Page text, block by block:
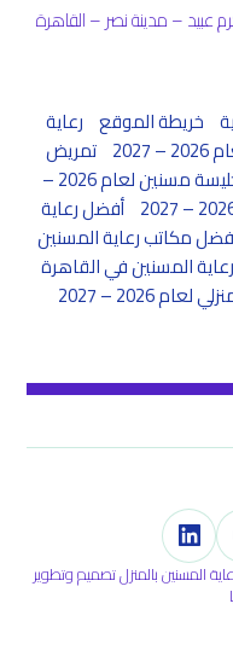
خريطة الموقع رعاية
تمريض
جليسة مسنين لعام 2026 –
أفضل رعاية
مكاتب رعاية المسنين
المسنين في القاهرة
2026 – 2027
بالمنزل تصميم وتطوير